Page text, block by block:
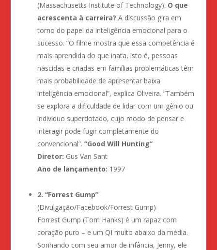
(Massachusetts Institute of Technology). O que
acrescenta à carreira? A discussão gira em
torno do papel da inteligência emocional para o
sucesso. “O filme mostra que essa competência é
mais aprendida do que inata, isto é, pessoas
nascidas e criadas em famílias problemáticas têm
mais probabilidade de apresentar baixa
inteligência emocional”, explica Oliveira. “Também
se explora a dificuldade de lidar com um gênio ou
indivíduo superdotado, cujo modo de pensar e
interagir pode fugir completamente do
convencional”. “Good Will Hunting”
Diretor: Gus Van Sant
Ano de lançamento: 1997
2. “Forrest Gump”
(Divulgação/Facebook/Forrest Gump)
Forrest Gump (Tom Hanks) é um rapaz com
coração puro – e um QI muito abaixo da média.
Sonhando com seu amor de infância, Jenny, ele